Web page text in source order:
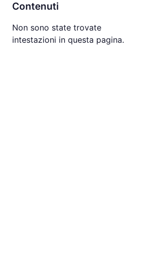
Contenuti
Non sono state trovate
intestazioni in questa pagina.